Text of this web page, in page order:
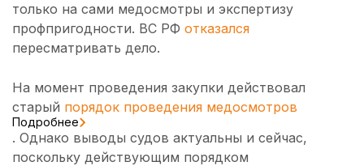
только на сами медосмотры и экспертизу
профпригодности. ВС РФ отказался
пересматривать дело.
На момент проведения закупки действовал
старый порядок проведения медосмотров
Подробнее
. Однако выводы судов актуальны и сейчас,
поскольку действующим порядком